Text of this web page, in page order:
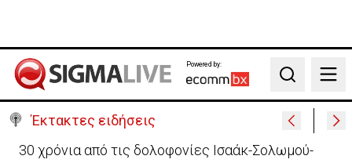
Powered by:
Search
Έκτακτες ειδήσεις
30 χρόνια από τις δολοφονίες Ισαάκ-Σολωμού-